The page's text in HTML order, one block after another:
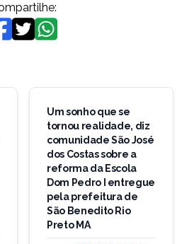
Um sonho que se
tornou realidade, diz
comunidade São José
dos Costas sobre a
reforma da Escola
Dom Pedro I entregue
pela prefeitura de
São Benedito Rio
Preto MA